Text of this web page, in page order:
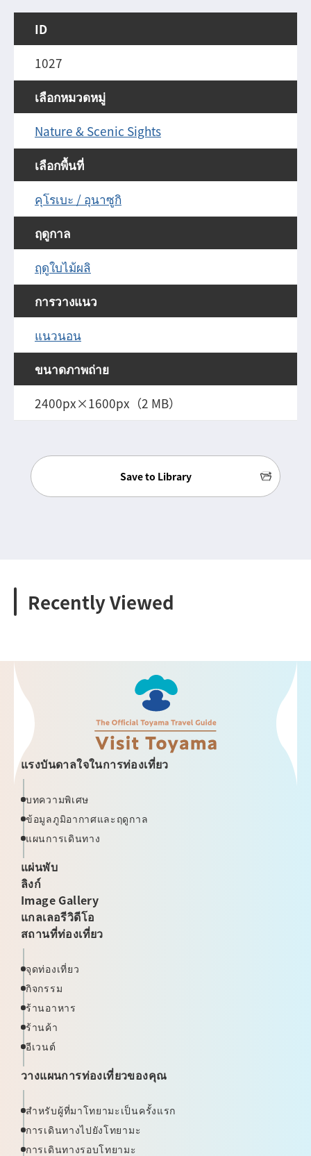
ID
1027
เลือกหมวดหมู่
Nature & Scenic Sights
เลือกพื้นที่
คุโรเบะ / อุนาซูกิ
ฤดูกาล
ฤดูใบไม้ผลิ
การวางแนว
แนวนอน
ขนาดภาพถ่าย
2400px×1600px（2 MB）
Save to Library
Recently Viewed
แรงบันดาลใจในการท่องเที่ยว
บทความพิเศษ
ข้อมูลภูมิอากาศและฤดูกาล
แผนการเดินทาง
แผ่นพับ
ลิงก์
Image Gallery
แกลเลอรีวิดีโอ
สถานที่ท่องเที่ยว
จุดท่องเที่ยว
กิจกรรม
ร้านอาหาร
ร้านค้า
อีเวนต์
วางแผนการท่องเที่ยวของคุณ
สำหรับผู้ที่มาโทยามะเป็นครั้งแรก
การเดินทางไปยังโทยามะ
การเดินทางรอบโทยามะ